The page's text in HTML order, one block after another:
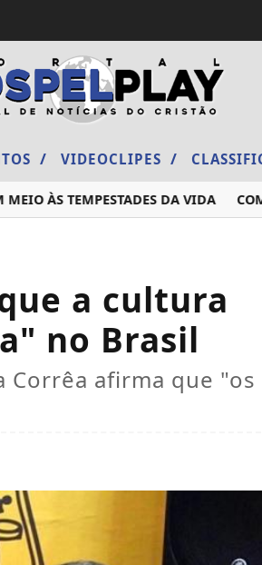
/ VIDEOCLIPES /
ÀS TEMPESTADES DA VIDA COM O
a cultura
no Brasil
Corrêa afirma que "os